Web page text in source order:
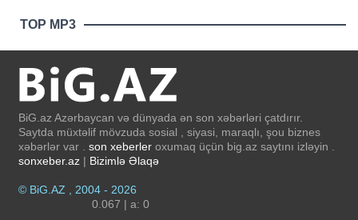
TOP MP3
BiG.az Azərbaycan və dünyada ən son xəbərləri çatdırır.
Saytda müxtəlif mövzuda sosial , siyasi, maraqlı, şou biznes
xəbərlər var . son xeberler oxumaq üçün big.az saytını izləyin .
sonxeber.az | Bizimlə Əlaqə
© BiG.AZ , 2004 - 2026
0.067 | a: 0